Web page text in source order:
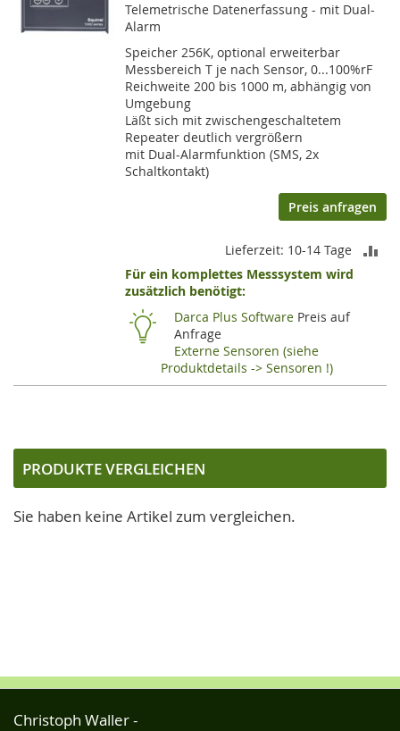
Telemetrische Datenerfassung - mit Dual-
Alarm
Speicher 256K, optional erweiterbar
Messbereich T je nach Sensor, 0...100%rF
Reichweite 200 bis 1000 m, abhängig von
Umgebung
Läßt sich mit zwischengeschaltetem
Repeater deutlich vergrößern
mit Dual-Alarmfunktion (SMS, 2x
Schaltkontakt)
Preis anfragen
Lieferzeit: 10-14 Tage
Für ein komplettes Messsystem wird
zusätzlich benötigt:
Darca Plus Software Preis auf
Anfrage
Externe Sensoren (siehe
Produktdetails -> Sensoren !)
PRODUKTE VERGLEICHEN
Sie haben keine Artikel zum vergleichen.
Christoph Waller -